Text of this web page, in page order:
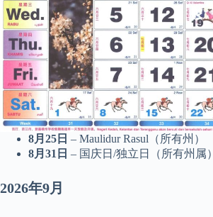
8月25日 – Maulidur Rasul（所有州）
8月31日 – 国庆日/独立日（所有州属）
2026年9月